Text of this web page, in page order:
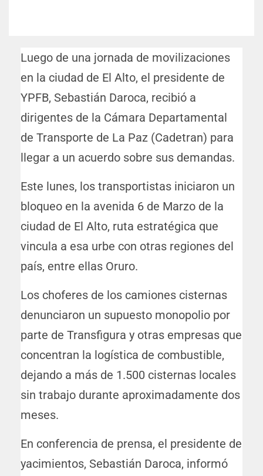
Luego de una jornada de movilizaciones
en la ciudad de El Alto, el presidente de
YPFB, Sebastián Daroca, recibió a
dirigentes de la Cámara Departamental
de Transporte de La Paz (Cadetran) para
llegar a un acuerdo sobre sus demandas.
Este lunes, los transportistas iniciaron un
bloqueo en la avenida 6 de Marzo de la
ciudad de El Alto, ruta estratégica que
vincula a esa urbe con otras regiones del
país, entre ellas Oruro.
Los choferes de los camiones cisternas
denunciaron un supuesto monopolio por
parte de Transfigura y otras empresas que
concentran la logística de combustible,
dejando a más de 1.500 cisternas locales
sin trabajo durante aproximadamente dos
meses.
En conferencia de prensa, el presidente de
yacimientos, Sebastián Daroca, informó